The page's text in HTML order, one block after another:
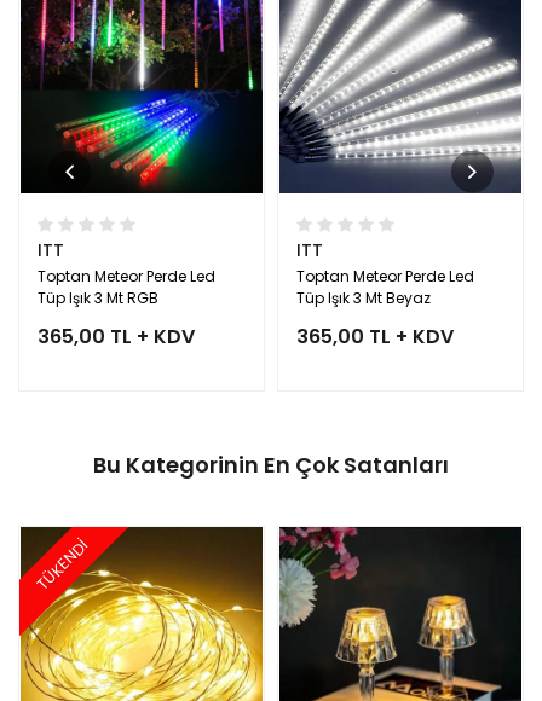
ITT
Toptan Meteor Perde Led
Tüp Işık 3 Mt RGB
365,00 TL + KDV
ITT
Toptan Meteor Perde Led
Tüp Işık 3 Mt Beyaz
365,00 TL + KDV
Bu Kategorinin En Çok Satanları
TÜKENDİ